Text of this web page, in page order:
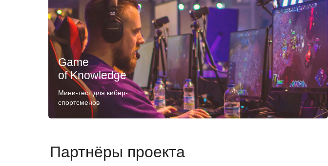
Game
of Knowledge
Мини-тест для кибер-
спортсменов
Партнёры проекта